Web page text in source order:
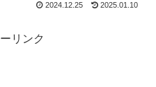
2024.12.25 2025.01.10
リンク